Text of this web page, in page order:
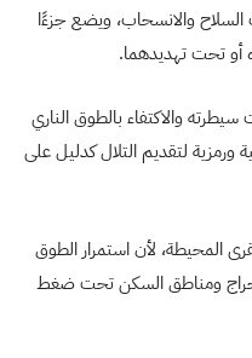
والانسحاب، ويضع جزءًا
أو تحت تهديدهما.
والاكتفاء بالطوق الناري
لتقديم التلال كدليل على
المحيطة، لأن استمرار الطوق
ومناطق السكن تحت ضغط